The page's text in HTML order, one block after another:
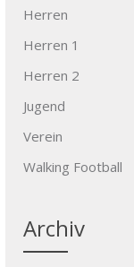
Herren
Herren 1
Herren 2
Jugend
Verein
Walking Football
Archiv